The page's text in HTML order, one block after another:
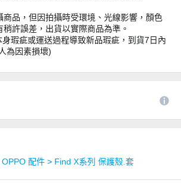
商品，但因拍攝時受環境、光線影響，顏色
許誤差，出貨以實際商品為準。
瑕疵或運送過程導致新品瑕疵，到貨7日內
為因素損壞)
OPPO 配件 > Find X系列 保護殼.套